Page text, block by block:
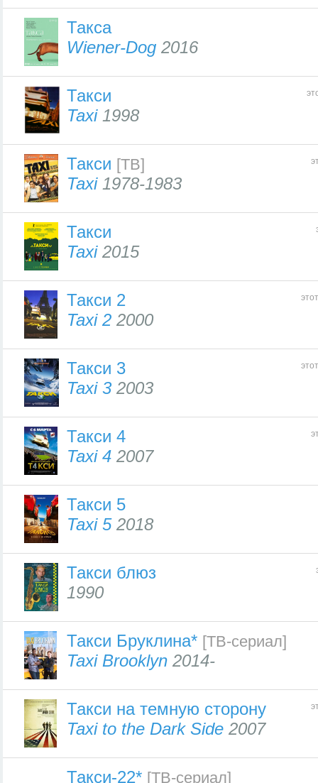
Такса
Wiener-Dog 2016
Такси
Taxi1998
Такси [ТВ]
Taxi1978-1983
Такси
Taxi2015
Такси 2
Taxi 2 2000
Такси 3
Taxi 3 2003
Такси 4
Taxi 4 2007
Такси 5
Taxi 52018
Такси блюз
1990
Такси Бруклина* [ТВ-сериал]
Taxi Brooklyn 2014-
Такси на темную сторону
Taxi to the Dark Side 2007
Такси-22* [ТВ-сериал]